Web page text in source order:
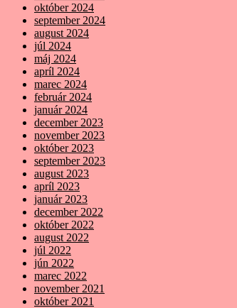
október 2024
september 2024
august 2024
júl 2024
máj 2024
apríl 2024
marec 2024
február 2024
január 2024
december 2023
november 2023
október 2023
september 2023
august 2023
apríl 2023
január 2023
december 2022
október 2022
august 2022
júl 2022
jún 2022
marec 2022
november 2021
október 2021